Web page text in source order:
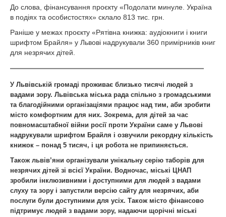
До слова, фінансування проєкту «Подолати минуле. Україна
в подіях та особистостях» склало 813 тис. грн.
Раніше у межах проєкту «Рятівна книжка: аудіокниги і книги
шрифтом Брайля» у Львові надрукували 360 примірників книг
для незрячих дітей.
У Львівській громаді проживає близько тисячі людей з
вадами зору. Львівська міська рада спільно з громадськими
та благодійними організаціями працює над тим, аби зробити
місто комфортним для них. Зокрема, для дітей за час
повномасштабної війни росії проти України саме у Львові
надрукували шрифтом Брайля і озвучили рекордну кількість
книжок – понад 5 тисяч, і ця робота не припиняється.
Також львів’яни організували унікальну серію таборів для
незрячих дітей зі всієї України. Водночас, міські ЦНАП
зробили інклюзивними і доступними для людей з вадами
слуху та зору і запустили версію сайту для незрячих, аби
послуги були доступними для усіх. Також місто фінансово
підтримує людей з вадами зору, надаючи щорічні міські